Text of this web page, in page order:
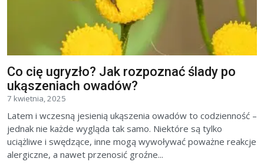
Co cię ugryzło? Jak rozpoznać ślady po
ukąszeniach owadów?
7 kwietnia, 2025
Latem i wczesną jesienią ukąszenia owadów to codzienność –
jednak nie każde wygląda tak samo. Niektóre są tylko
uciążliwe i swędzące, inne mogą wywoływać poważne reakcje
alergiczne, a nawet przenosić groźne...